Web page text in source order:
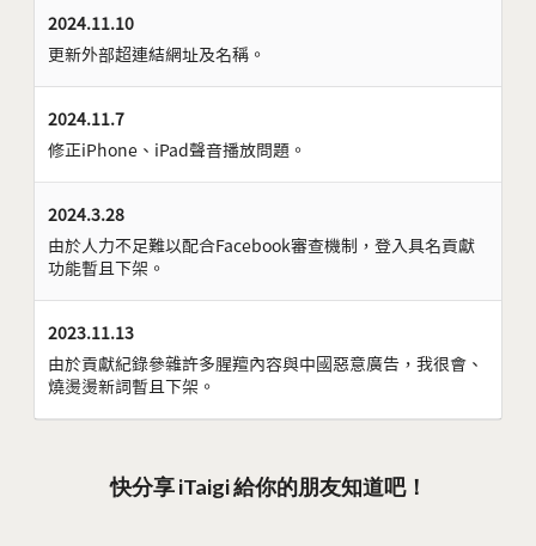
2024.11.10
更新外部超連結網址及名稱。
2024.11.7
修正iPhone、iPad聲音播放問題。
2024.3.28
由於人力不足難以配合Facebook審查機制，登入具名貢獻
功能暫且下架。
2023.11.13
由於貢獻紀錄參雜許多腥羶內容與中國惡意廣告，我很會、
燒燙燙新詞暫且下架。
快分享 iTaigi 給你的朋友知道吧！